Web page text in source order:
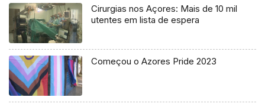
Cirurgias nos Açores: Mais de 10 mil
utentes em lista de espera
Começou o Azores Pride 2023